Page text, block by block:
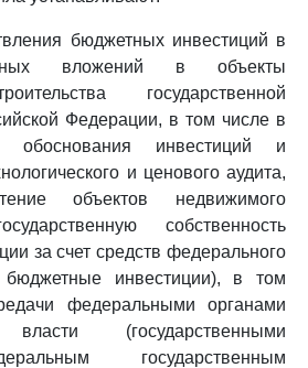
бюджетных инвестиций в
вложений в объекты
государственной
Федерации, в том числе в
обоснования инвестиций и
и ценового аудита,
объектов недвижимого
собственность
за счет средств федерального
инвестиции), в том
федеральными органами
власти (государственными
государственным